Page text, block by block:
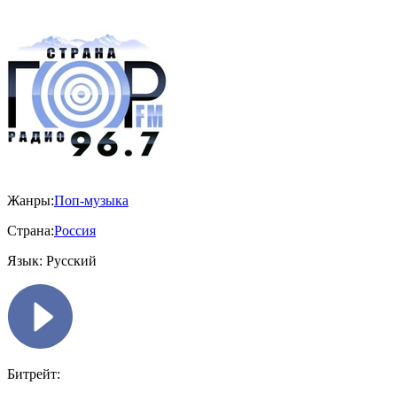
Жанры:Поп-музыка
Страна:Россия
Язык: Русский
Битрейт: